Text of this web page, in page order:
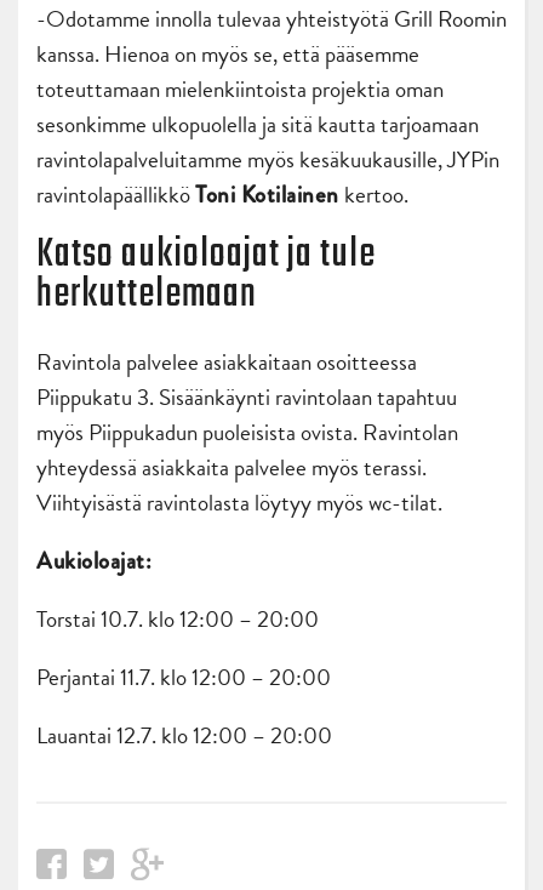
-Odotamme innolla tulevaa yhteistyötä Grill Roomin
kanssa. Hienoa on myös se, että pääsemme
toteuttamaan mielenkiintoista projektia oman
sesonkimme ulkopuolella ja sitä kautta tarjoamaan
ravintolapalveluitamme myös kesäkuukausille, JYPin
ravintolapäällikköToni Kotilainen kertoo.
Katso aukioloajat ja tule
herkuttelemaan
Ravintola palvelee asiakkaitaan osoitteessa
Piippukatu 3. Sisäänkäynti ravintolaan tapahtuu
myös Piippukadun puoleisista ovista. Ravintolan
yhteydessä asiakkaita palvelee myös terassi.
Viihtyisästä ravintolasta löytyy myös wc-tilat.
Aukioloajat:
Torstai 10.7. klo 12:00 – 20:00
Perjantai 11.7. klo 12:00 – 20:00
Lauantai 12.7. klo 12:00 – 20:00